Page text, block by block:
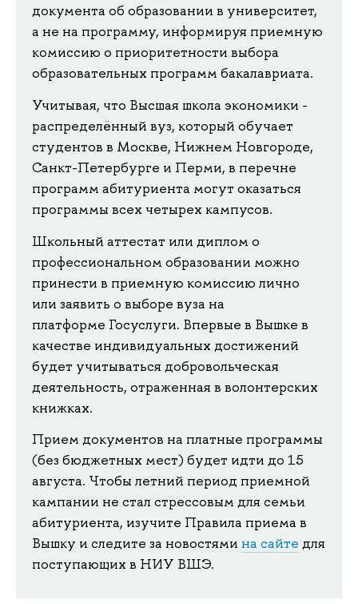
документа об образовании в университет,
а не на программу, информируя приемную
комиссию о приоритетности выбора
образовательных программ бакалавриата.
Учитывая, что Высшая школа экономики -
распределённый вуз, который обучает
студентов в Москве, Нижнем Новгороде,
Санкт-Петербурге и Перми, в перечне
программ абитуриента могут оказаться
программы всех четырех кампусов.
Школьный аттестат или диплом о
профессиональном образовании можно
принести в приемную комиссию лично
или заявить о выборе вуза на
платформе Госуслуги. Впервые в Вышке в
качестве индивидуальных достижений
будет учитываться добровольческая
деятельность, отраженная в волонтерских
книжках.
Прием документов на платные программы
(без бюджетных мест) будет идти до 15
августа. Чтобы летний период приемной
кампании не стал стрессовым для семьи
абитуриента, изучите Правила приема в
Вышку и следите за новостями на сайте для
поступающих в НИУ ВШЭ.